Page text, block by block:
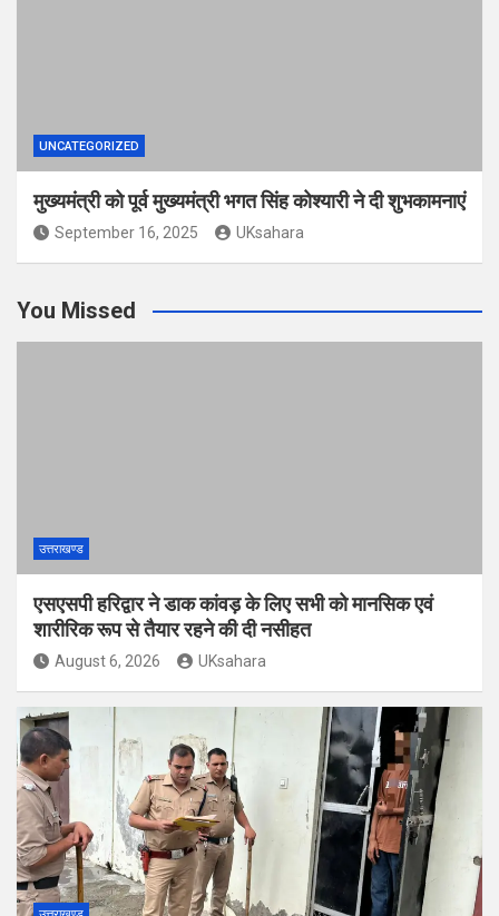
UNCATEGORIZED
मुख्यमंत्री को पूर्व मुख्यमंत्री भगत सिंह कोश्यारी ने दी शुभकामनाएं
September 16, 2025 UKsahara
You Missed
उत्तराखण्ड
एसएसपी हरिद्वार ने डाक कांवड़ के लिए सभी को मानसिक एवं
शारीरिक रूप से तैयार रहने की दी नसीहत
August 6, 2026 UKsahara